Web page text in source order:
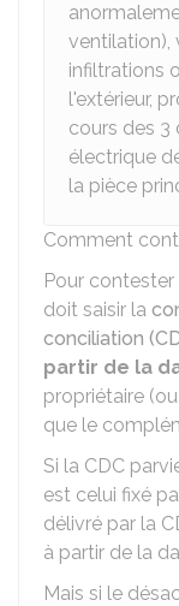
ventilation),
infiltrations
l'extérieur,
cours des 3
électrique
la pièce
Comment
Pour
doit saisir la
conciliation
partir de la
propriétaire
que le
Si la CDC
est celui fixé
délivré par la
à partir de la
Mais si le